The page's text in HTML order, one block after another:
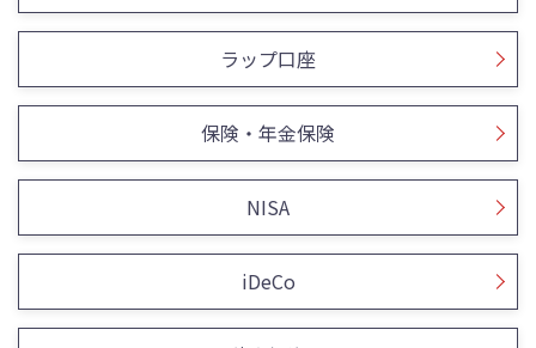
ラップ口座
保険・年金保険
NISA
iDeCo